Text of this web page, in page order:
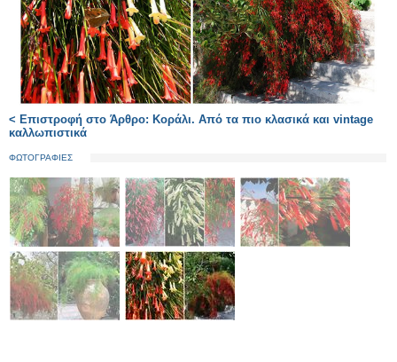
< Επιστροφή στο Άρθρο: Κοράλι. Από τα πιο κλασικά και vintage
καλλωπιστικά
ΦΩΤΟΓΡΑΦΙΕΣ